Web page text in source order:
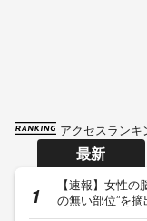
アクセスランキ
最新
【速報】女性
の無い部位”を